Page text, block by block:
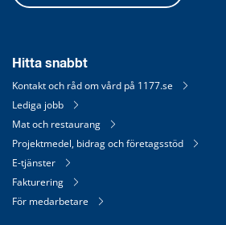
Hitta snabbt
Kontakt och råd om vård på 1177.se
Lediga jobb
Mat och restaurang
Projektmedel, bidrag och företagsstöd
E-tjänster
Fakturering
För medarbetare